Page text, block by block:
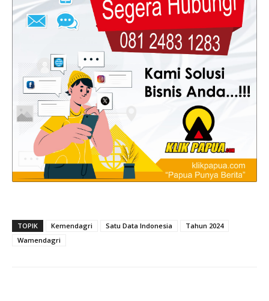
TOPIK Kemendagri Satu Data Indonesia
Tahun 2024
Wamendagri